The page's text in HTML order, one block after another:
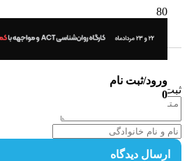
ورود/ثبت نام
دیدگاه
دیدگاه